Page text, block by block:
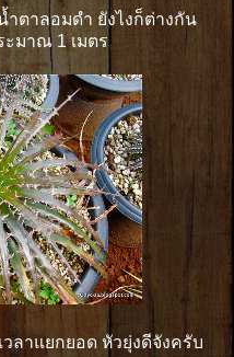
ำตาลอมดำ ยังไงก็ต่างกัน
ะมาณ 1 เมตร
วลาแยกยอด หัวยุ่งดีจังครับ